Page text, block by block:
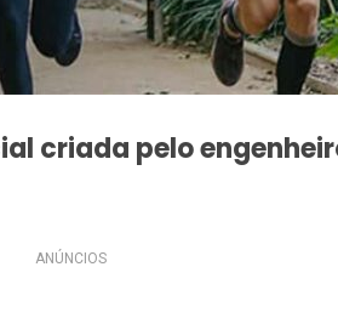
criada pelo
ANÚNCIOS